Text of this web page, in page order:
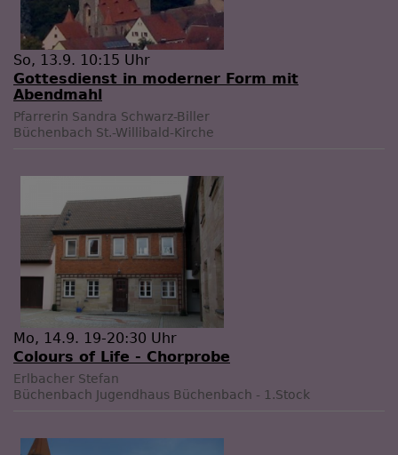
So, 13.9. 10:15 Uhr
Gottesdienst in moderner Form mit
Abendmahl
Pfarrerin Sandra Schwarz-Biller
Büchenbach St.-Willibald-Kirche
Mo, 14.9. 19-20:30 Uhr
Colours of Life - Chorprobe
Erlbacher Stefan
Büchenbach Jugendhaus Büchenbach - 1.Stock